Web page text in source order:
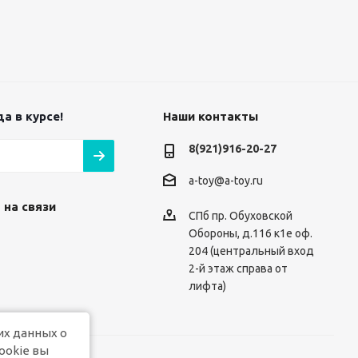
в курсе!
связи
Наши контакты
8(921)916-20-27
a-toy@a-toy.ru
СПб пр. Обуховской
Обороны, д.116 к1е оф.
204 (центральный вход
2-й этаж справа от
лифта)
данных о
вы